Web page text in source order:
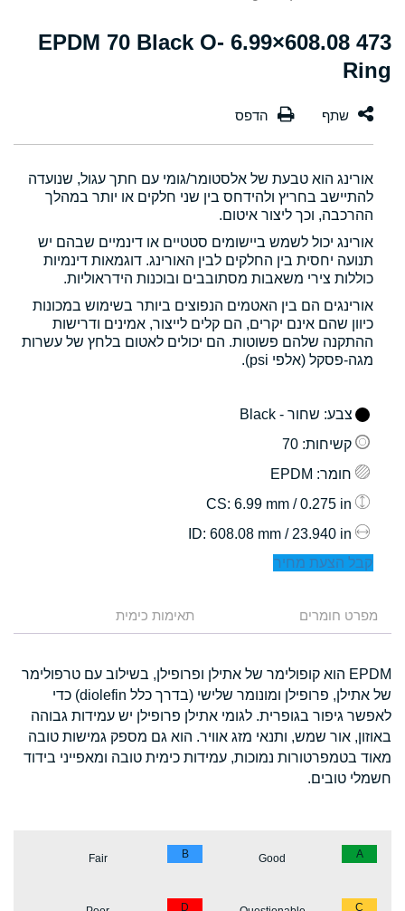
473 608.08×6.99 EPDM 70 Black O-
Ring
אורינג הוא טבעת של אלסטומר/גומי עם חתך עגול, שנועדה
להתיישב בחריץ ולהידחס בין שני חלקים או יותר במהלך
ההרכבה, וכך ליצור איטום.
אורינג יכול לשמש ביישומים סטטיים או דינמיים שבהם יש
תנועה יחסית בין החלקים לבין האורינג. דוגמאות דינמיות
כוללות צירי משאבות מסתובבים ובוכנות הידראוליות.
אורינגים הם בין האטמים הנפוצים ביותר בשימוש במכונות
כיוון שהם אינם יקרים, הם קלים לייצור, אמינים ודרישות
ההתקנה שלהם פשוטות. הם יכולים לאטום בלחץ של עשרות
מגה-פסקל (אלפי psi).
צבע: שחור - Black
קשיחות: 70
חומר: EPDM
: 6.99 mm / 0.275 in
: 608.08 mm / 23.940 in
קבל הצעת מחיר
מפרט חומרים תאימות כימית
EPDM הוא קופולימר של אתילן ופרופילן, בשילוב עם טרפולימר
של אתילן, פרופילן ומונומר שלישי (בדרך כלל diolefin) כדי
לאפשר גיפור בגופרית. לגומי אתילן פרופילן יש עמידות גבוהה
באוזון, אור שמש, ותנאי מזג אוויר. הוא גם מספק גמישות טובה
מאוד בטמפרטורות נמוכות, עמידות כימית טובה ומאפייני בידוד
חשמלי טובים.
A
Good
B
Fair
C
D